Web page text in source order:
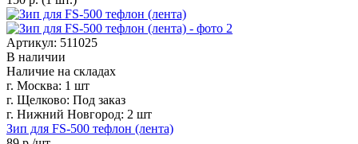
Артикул: 511025
В наличии
Наличие на складах
г. Москва: 1 шт
г. Щелково: Под заказ
г. Нижний Новгород: 2 шт
Зип для FS-500 тефлон (лента)